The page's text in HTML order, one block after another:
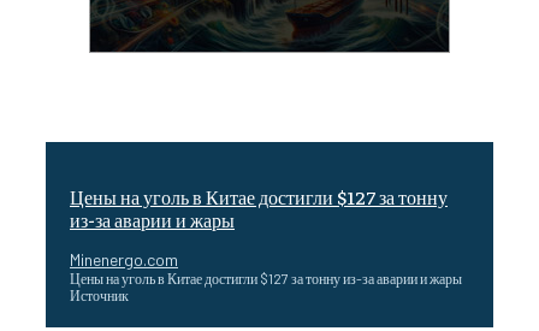
Цены на уголь в Китае достигли $127 за тонну
из-за аварии и жары
Minenergo.com
Цены на уголь в Китае достигли $127 за тонну из-за аварии и жары
Источник